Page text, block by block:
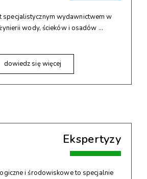
specjalistycznym wydawnictwem w
wody, ścieków i osadów …
dowiedz się więcej
Ekspertyzy
i środowiskowe to specjalnie